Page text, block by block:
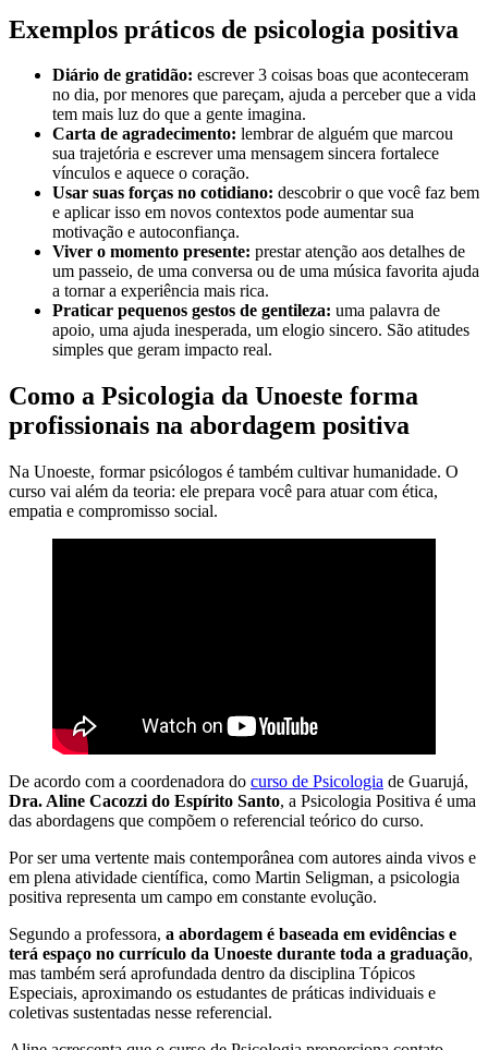
Exemplos práticos de psicologia positiva
Diário de gratidão: escrever 3 coisas boas que aconteceram
no dia, por menores que pareçam, ajuda a perceber que a vida
tem mais luz do que a gente imagina.
Carta de agradecimento: lembrar de alguém que marcou
sua trajetória e escrever uma mensagem sincera fortalece
vínculos e aquece o coração.
Usar suas forças no cotidiano: descobrir o que você faz bem
e aplicar isso em novos contextos pode aumentar sua
motivação e autoconfiança.
Viver o momento presente: prestar atenção aos detalhes de
um passeio, de uma conversa ou de uma música favorita ajuda
a tornar a experiência mais rica.
Praticar pequenos gestos de gentileza: uma palavra de
apoio, uma ajuda inesperada, um elogio sincero. São atitudes
simples que geram impacto real.
Como a Psicologia da Unoeste forma
profissionais na abordagem positiva
Na Unoeste, formar psicólogos é também cultivar humanidade. O
curso vai além da teoria: ele prepara você para atuar com ética,
empatia e compromisso social.
De acordo com a coordenadora do curso de Psicologia de Guarujá,
Dra. Aline Cacozzi do Espírito Santo, a Psicologia Positiva é uma
das abordagens que compõem o referencial teórico do curso.
Por ser uma vertente mais contemporânea com autores ainda vivos e
em plena atividade científica, como Martin Seligman, a psicologia
positiva representa um campo em constante evolução.
Segundo a professora, a abordagem é baseada em evidências e
terá espaço no currículo da Unoeste durante toda a graduação,
mas também será aprofundada dentro da disciplina Tópicos
Especiais, aproximando os estudantes de práticas individuais e
coletivas sustentadas nesse referencial.